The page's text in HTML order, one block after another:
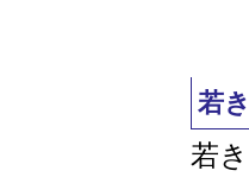
若
若